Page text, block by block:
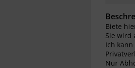
Biete
Sie wird
Ich
Nur